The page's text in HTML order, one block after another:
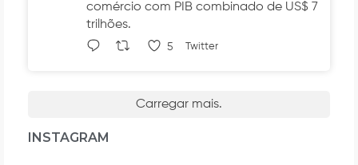
comércio com PIB combinado de US$ 7
trilhões.
5 Twitter
Carregar mais.
INSTAGRAM